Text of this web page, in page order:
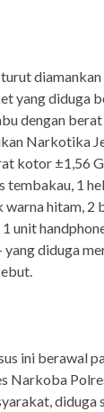
yang diduga
dengan
Narkotika
kotor ±1,56
tembakau, 1
warna hitam, 2
unit
yang diduga
ini berawal
Narkoba
diduga